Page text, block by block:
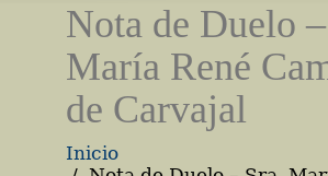
Nota de Duelo
María René
de Carvajal
Inicio